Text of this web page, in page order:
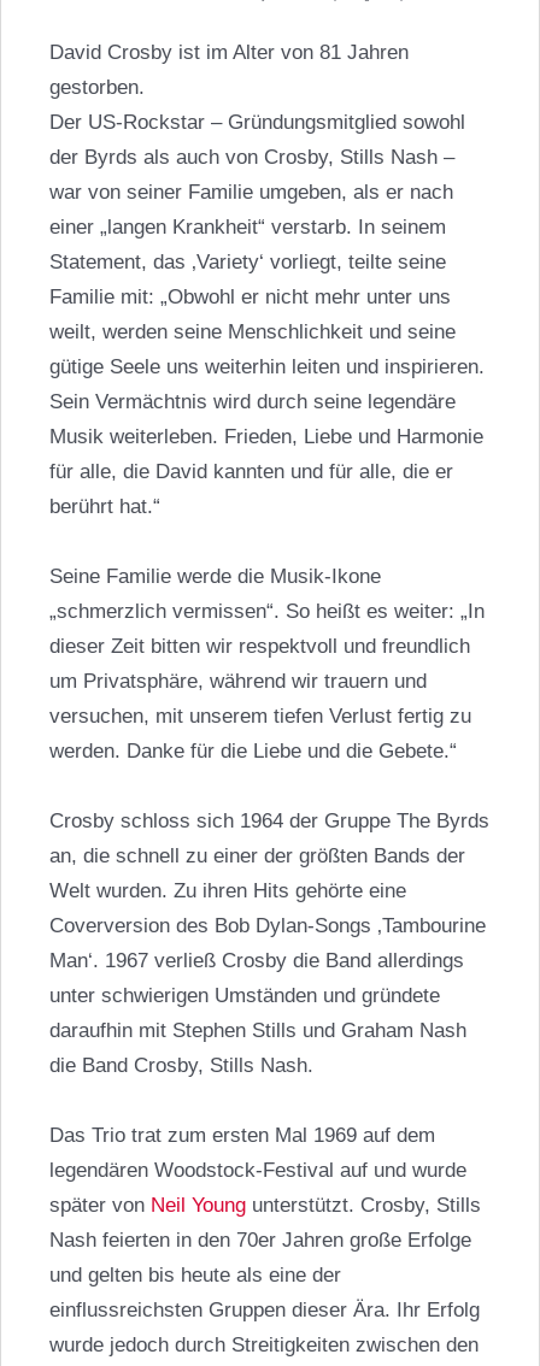
David Crosby ist im Alter von 81 Jahren
gestorben.
Der US-Rockstar – Gründungsmitglied sowohl
der Byrds als auch von Crosby, Stills Nash –
war von seiner Familie umgeben, als er nach
einer „langen Krankheit“ verstarb. In seinem
Statement, das ‚Variety‘ vorliegt, teilte seine
Familie mit: „Obwohl er nicht mehr unter uns
weilt, werden seine Menschlichkeit und seine
gütige Seele uns weiterhin leiten und inspirieren.
Sein Vermächtnis wird durch seine legendäre
Musik weiterleben. Frieden, Liebe und Harmonie
für alle, die David kannten und für alle, die er
berührt hat.“
Seine Familie werde die Musik-Ikone
„schmerzlich vermissen“. So heißt es weiter: „In
dieser Zeit bitten wir respektvoll und freundlich
um Privatsphäre, während wir trauern und
versuchen, mit unserem tiefen Verlust fertig zu
werden. Danke für die Liebe und die Gebete.“
Crosby schloss sich 1964 der Gruppe The Byrds
an, die schnell zu einer der größten Bands der
Welt wurden. Zu ihren Hits gehörte eine
Coverversion des Bob Dylan-Songs ‚Tambourine
Man‘. 1967 verließ Crosby die Band allerdings
unter schwierigen Umständen und gründete
daraufhin mit Stephen Stills und Graham Nash
die Band Crosby, Stills Nash.
Das Trio trat zum ersten Mal 1969 auf dem
legendären Woodstock-Festival auf und wurde
später von Neil Youngunterstützt. Crosby, Stills
Nash feierten in den 70er Jahren große Erfolge
und gelten bis heute als eine der
einflussreichsten Gruppen dieser Ära. Ihr Erfolg
wurde jedoch durch Streitigkeiten zwischen den